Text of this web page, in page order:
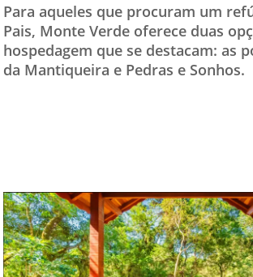
Para aqueles que procuram um
Pais, Monte Verde oferece duas
hospedagem que se destacam: as
da Mantiqueira e Pedras e Sonhos.